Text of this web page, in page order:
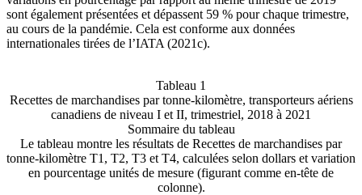
sont également présentées et dépassent 59 % pour chaque trimestre,
au cours de la pandémie. Cela est conforme aux données
internationales tirées de l’IATA (2021c).
Tableau 1
Recettes de marchandises par tonne-kilomètre, transporteurs aériens
canadiens de niveau I et II, trimestriel, 2018 à 2021
Sommaire du tableau
Le tableau montre les résultats de Recettes de marchandises par
tonne-kilomètre T1, T2, T3 et T4, calculées selon dollars et variation
en pourcentage unités de mesure (figurant comme en-tête de
colonne).